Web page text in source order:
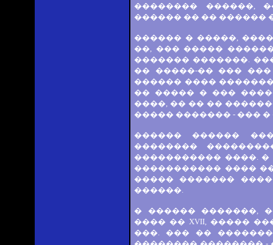
�������� ������,
������ �� �� ������
������ � �����,
��, ��� �����
������� �������.
�� �����-�� ��� ���
������ ����
�� ����� � ���
����, �� �� ��
����� ������� - ��� �
������ ������
��������
����������� ����.
����������� ����
����� �������
������.
� ������ �������,
���� �� XVII, �����
���. ��� ��